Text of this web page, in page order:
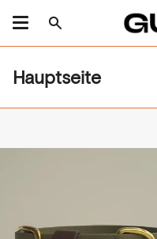
Artikel
Suchen
Hauptseite